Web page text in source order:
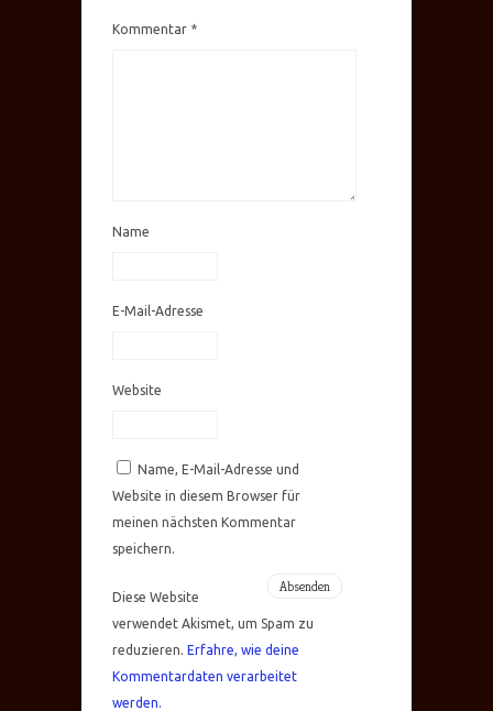
Kommentar *
Name
E-Mail-Adresse
Website
Name, E-Mail-Adresse und
Website in diesem Browser für
meinen nächsten Kommentar
speichern.
Diese Website
verwendet Akismet, um Spam zu
reduzieren. Erfahre, wie deine
Kommentardaten verarbeitet
werden.